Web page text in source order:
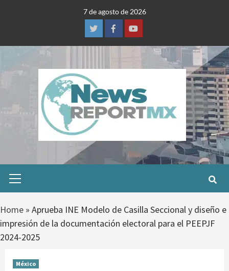
7 de agosto de 2026
TwitterFacebookYoutube
Menu
Home » Aprueba INE Modelo de Casilla Seccional y diseño e
impresión de la documentación electoral para el PEEPJF
2024-2025
México